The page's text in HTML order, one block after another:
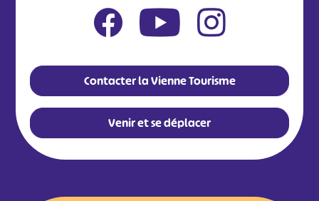
Contacter la Vienne Tourisme
Venir et se déplacer